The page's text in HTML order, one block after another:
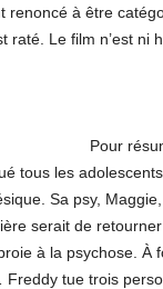
à être
raté. Le film n’est ni
Pour
tous les
Sa psy,
serait de
à la psychose. À
tue trois